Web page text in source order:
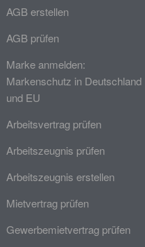
AGB erstellen
AGB prüfen
Marke anmelden:
Markenschutz in Deutschland
und EU
Arbeitsvertrag prüfen
Arbeitszeugnis prüfen
Arbeitszeugnis erstellen
Mietvertrag prüfen
Gewerbemietvertrag prüfen